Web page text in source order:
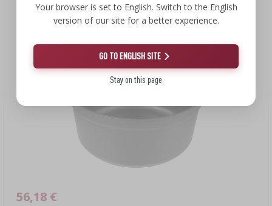
56,18 €
Your browser is set to English. Switch to the English
version of our site for a better experience.
GO TO ENGLISH SITE
Stay on this page